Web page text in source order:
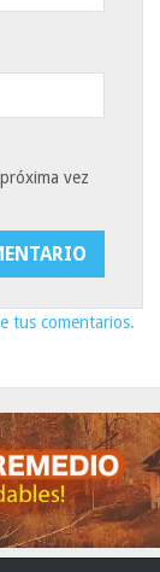
vez
tus comentarios.